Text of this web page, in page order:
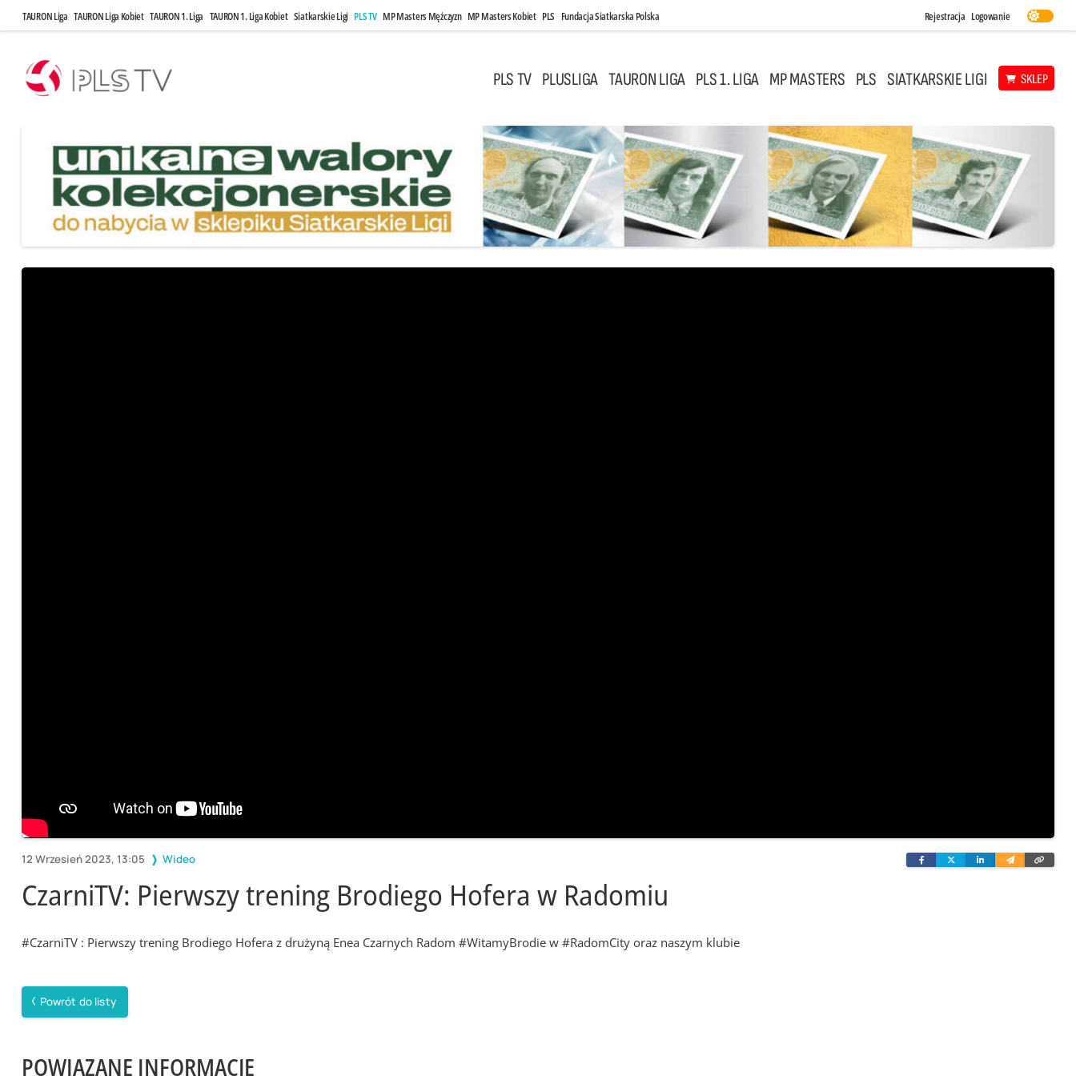
TAURON Liga TAURON Liga Kobiet TAURON 1. Liga TAURON 1. Liga Kobiet Siatkarskie Ligi PLS TV MP Masters Mężczyzn MP Masters Kobiet PLS Fundacja Siatkarska Polska Rejestracja Logowanie
PLS TV PLUSLIGA TAURON LIGA PLS 1. LIGA MP MASTERS PLS SIATKARSKIE LIGI SKLEP
12 Wrzesień 2023, 13:05 Wideo FacebookTwitterLinkedinWyślij
e-
link
CzarniTV: Pierwszy trening Brodiego Hofera w Radomiu
#CzarniTV : Pierwszy trening Brodiego Hofera z drużyną Enea Czarnych Radom #WitamyBrodie w #RadomCity oraz naszym klubie
Powrót do listy
POWIĄZANE INFORMACJE